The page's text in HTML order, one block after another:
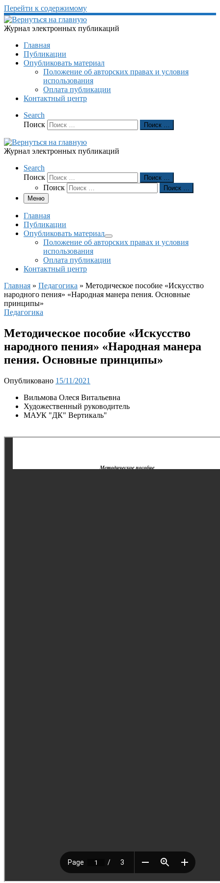
Перейти к содержимому
Журнал электронных публикаций
Главная
Публикации
Опубликовать материал
Положение об авторских правах и условия
использования
Оплата публикации
Контактный центр
Search
Поиск
Поиск …
Журнал электронных публикаций
Search
Поиск
Поиск …
Поиск
Поиск …
Меню
Главная
Публикации
Опубликовать материал
Положение об авторских правах и условия
использования
Оплата публикации
Контактный центр
Главная » Педагогика » Методическое пособие «Искусство
народного пения» «Народная манера пения. Основные
принципы»
Педагогика
Методическое пособие «Искусство
народного пения» «Народная манера
пения. Основные принципы»
Опубликовано 15/11/2021
Вильмова Олеся Витальевна
Художественный руководитель
МАУК "ДК" Вертикаль"